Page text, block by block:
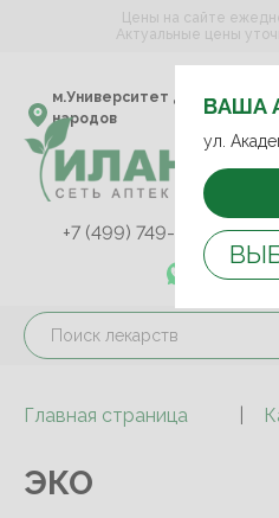
м.Университет дружбы
народов
д.
ВАША
ул.
Цены на сайте
Актуальные цены
+7 (499) 749-75-92
+7
Главная страница
ЭКО